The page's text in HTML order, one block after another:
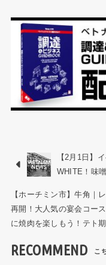
【2月1日】
WHITE！味
【ホーチミン市】牛角｜
再開！大人気の宴会コー
に焼肉を楽しもう！テト
RECOMMEND